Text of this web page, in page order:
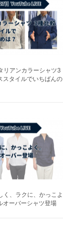
リアンカラーシャツ3
タイルでいちばんの
く、ラクに、かっこよ
オーバーシャツ登場